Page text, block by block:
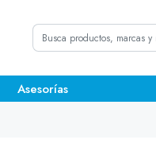
Asesorías